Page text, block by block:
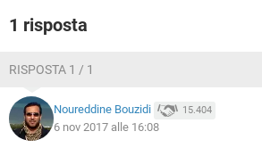
1 risposta
RISPOSTA 1 / 1
Noureddine Bouzidi 15.404
6 nov 2017 alle 16:08